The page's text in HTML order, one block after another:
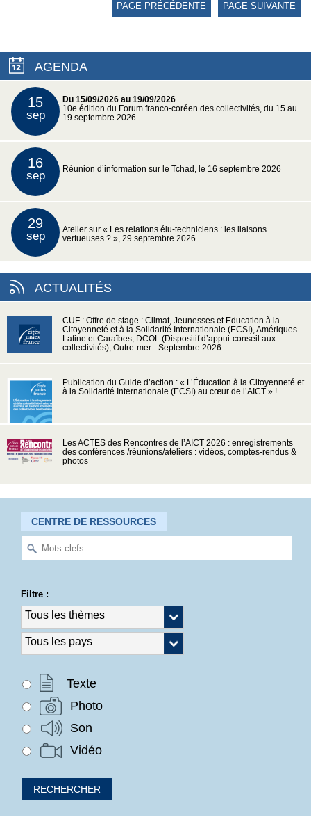
PAGE PRÉCÉDENTE PAGE SUIVANTE
AGENDA
15
sep
Du 15/09/2026 au 19/09/2026
10e édition du Forum franco-coréen des collectivités, du 15 au
19 septembre 2026
16
sep Réunion d’information sur le Tchad, le 16 septembre 2026
29
sep
Atelier sur « Les relations élu-techniciens : les liaisons
vertueuses ? », 29 septembre 2026
ACTUALITÉS
CUF : Offre de stage : Climat, Jeunesses et Education à la
Citoyenneté et à la Solidarité Internationale (ECSI), Amériques
Latine et Caraïbes, DCOL (Dispositif d’appui-conseil aux
collectivités), Outre-mer - Septembre 2026
Publication du Guide d’action : « L’Éducation à la Citoyenneté et
à la Solidarité Internationale (ECSI) au cœur de l’AICT » !
Les ACTES des Rencontres de l’AICT 2026 : enregistrements
des conférences /réunions/ateliers : vidéos, comptes-rendus &
photos
CENTRE DE RESSOURCES
Filtre :
Texte
Photo
Son
Vidéo